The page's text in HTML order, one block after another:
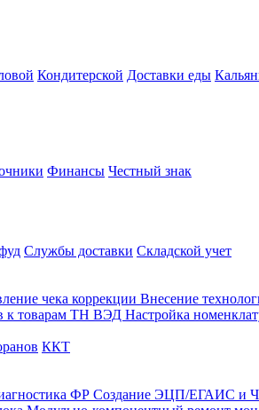
Кондитерской Доставки еды
Финансы Честный знак
Службы доставки Складской учет
чека коррекции Внесение
к товарам ТН ВЭД Настройка
ККТ
ФР Создание ЭЦП/ЕГАИС и